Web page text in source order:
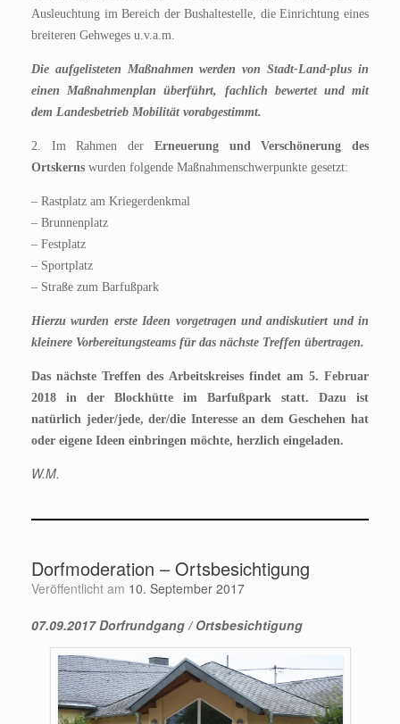
Ausleuchtung im Bereich der Bushaltestelle, die Einrichtung eines
breiteren Gehweges u.v.a.m.
Die aufgelisteten Maßnahmen werden von Stadt-Land-plus in
einen Maßnahmenplan überführt, fachlich bewertet und mit
dem Landesbetrieb Mobilität vorabgestimmt.
2. Im Rahmen der Erneuerung und Verschönerung des
Ortskerns wurden folgende Maßnahmenschwerpunkte gesetzt:
– Rastplatz am Kriegerdenkmal
– Brunnenplatz
– Festplatz
– Sportplatz
– Straße zum Barfußpark
Hierzu wurden erste Ideen vorgetragen und andiskutiert und in
kleinere Vorbereitungsteams für das nächste Treffen übertragen.
Das nächste Treffen des Arbeitskreises findet am 5. Februar
2018 in der Blockhütte im Barfußpark statt. Dazu ist
natürlich jeder/jede, der/die Interesse an dem Geschehen hat
oder eigene Ideen einbringen möchte, herzlich eingeladen.
W.M.
Dorfmoderation – Ortsbesichtigung
Veröffentlicht am 10. September 2017
07.09.2017 Dorfrundgang / Ortsbesichtigung